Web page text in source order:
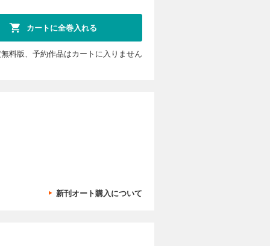
カートに全巻入れる
料版、予約作品はカートに入りません
新刊オート購入について